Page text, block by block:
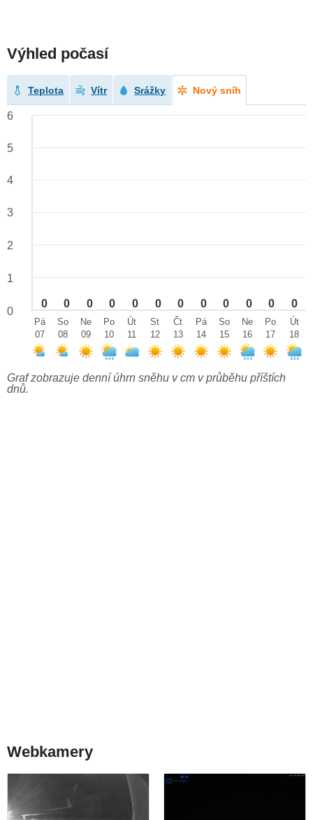
Výhled počasí
Teplota Vítr Srážky Nový sníh
0 0 0 0 0 0 0 0 0 0 0 0
6
5
4
3
2
1
0
Pá
07
So
08
Ne
09
Po
10
Út
11
St
12
Čt
13
Pá
14
So
15
Ne
16
Po
17
Út
18
Graf zobrazuje denní úhrn sněhu v cm v průběhu příštích
dnů.
Webkamery